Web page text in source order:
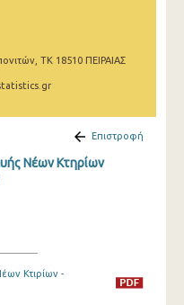
ΤΚ 18510 ΠΕΙΡΑΙΑΣ
Επιστροφή
Νέων Κτηρίων
Κτιρίων -